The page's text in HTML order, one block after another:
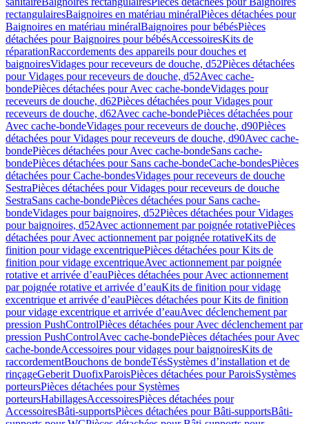
rectangulairesBaignoires en matériau minéralPièces détachées pour
Baignoires en matériau minéralBaignoires pour bébésPièces
détachées pour Baignoires pour bébésAccessoiresKits de
réparationRaccordements des appareils pour douches et
baignoiresVidages pour receveurs de douche, d52Pièces détachées
pour Vidages pour receveurs de douche, d52Avec cache-
bondePièces détachées pour Avec cache-bondeVidages pour
receveurs de douche, d62Pièces détachées pour Vidages pour
receveurs de douche, d62Avec cache-bondePièces détachées pour
Avec cache-bondeVidages pour receveurs de douche, d90Pièces
détachées pour Vidages pour receveurs de douche, d90Avec cache-
bondePièces détachées pour Avec cache-bondeSans cache-
bondePièces détachées pour Sans cache-bondeCache-bondesPièces
détachées pour Cache-bondesVidages pour receveurs de douche
SestraPièces détachées pour Vidages pour receveurs de douche
SestraSans cache-bondePièces détachées pour Sans cache-
bondeVidages pour baignoires, d52Pièces détachées pour Vidages
pour baignoires, d52Avec actionnement par poignée rotativePièces
détachées pour Avec actionnement par poignée rotativeKits de
finition pour vidage excentriquePièces détachées pour Kits de
finition pour vidage excentriqueAvec actionnement par poignée
rotative et arrivée d’eauPièces détachées pour Avec actionnement
par poignée rotative et arrivée d’eauKits de finition pour vidage
excentrique et arrivée d’eauPièces détachées pour Kits de finition
pour vidage excentrique et arrivée d’eauAvec déclenchement par
pression PushControlPièces détachées pour Avec déclenchement par
pression PushControlAvec cache-bondePièces détachées pour Avec
cache-bondeAccessoires pour vidages pour baignoiresKits de
raccordementBouchons de bondeTésSystèmes d’installation et de
rinçageGeberit DuofixParoisPièces détachées pour ParoisSystèmes
porteursPièces détachées pour Systèmes
porteursHabillagesAccessoiresPièces détachées pour
AccessoiresBâti-supportsPièces détachées pour Bâti-supportsBâti-